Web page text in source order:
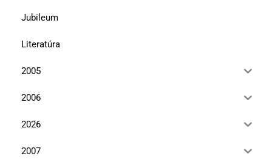
Jubileum
Literatúra
2005
2006
2026
2007